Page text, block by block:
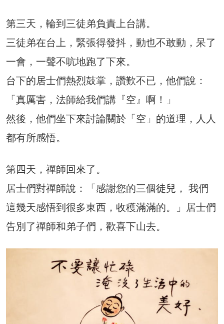
第三天，輪到三徒弟負責上台講。
三徒弟在台上，緊張得發抖，動也不敢動，呆了
一會，一聲不吭地跑了下來。
台下的居士們熱烈鼓掌，讚歎不已，他們說：
「真厲害，法師給我們講『空』啊！」
然後，他們坐下來討論關於「空」的道理，人人
都有所感悟。
第四天，禪師回來了。
居士們對禪師說：「感謝您的三個徒兒， 我們
這幾天感悟到很多東西，收穫滿滿的。」居士們
告別了禪師和弟子們，歡喜下山去。